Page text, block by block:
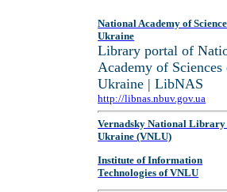
National Academy of
Ukraine
Library portal of
Academy of Sciences
Ukraine | LibNAS
http://libnas.nbuv.gov.ua
Vernadsky National Library
Ukraine (VNLU)
Institute of Information
Technologies of VNLU